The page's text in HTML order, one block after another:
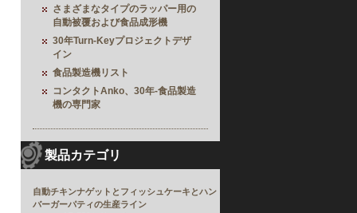
さまざまなタイプのラッパー用の
自動被覆および食品成形機
30年Turn-Keyプロジェクトデザ
イン
食品製造機リスト
コンタクトAnko、30年-食品製造
機の専門家
製品カテゴリ
自動チキンナゲットとフィッシュケーキとハン
バーガーパティの生産ライン